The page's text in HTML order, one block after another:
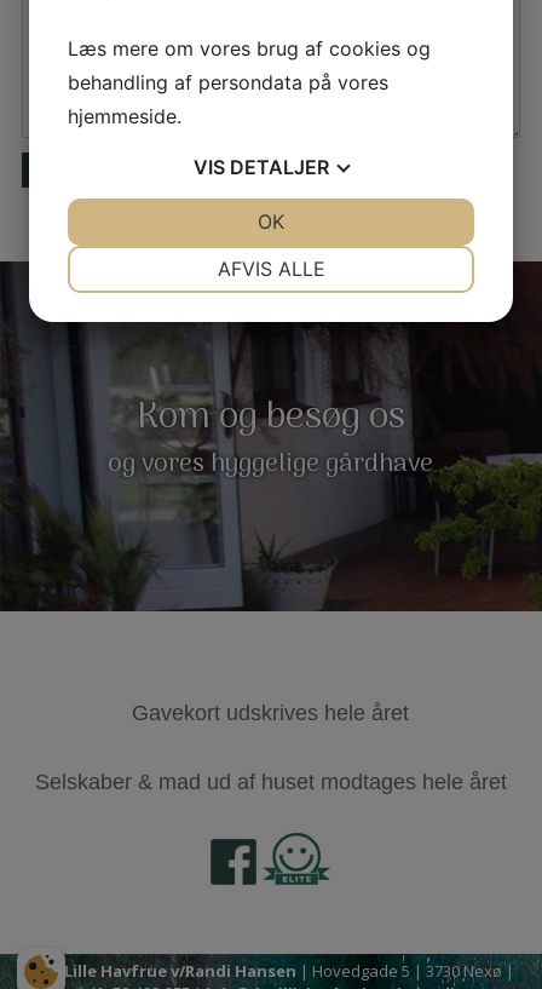
Kom og besøg os
og vores hyggelige gårdhave
Gavekort udskrives hele året
Selskaber & mad ud af huset modtages hele året
Den Lille Havfrue v/Randi Hansen | Hovedgade 5 | 3730 Nexø |
Læs mere om vores brug af cookies og
behandling af persondata på vores
hjemmeside.
VIS DETALJER
MARKETING STATISTIK
AFVIS ALLE
OK